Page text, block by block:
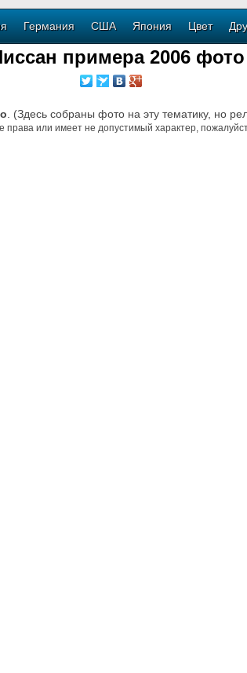
Германия США Япония Цвет
примера 2006 фото
. (Здесь собраны фото на эту тематику, но
права или имеет не допустимый характер,